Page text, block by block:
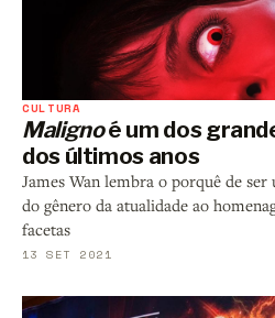
CULTURA
Malignoé um dos
dos últimos anos
James Wan lembra o porquê de
do gênero da atualidade ao
facetas
13 SET 2021